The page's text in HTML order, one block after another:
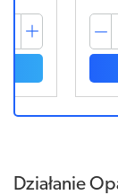
Działanie